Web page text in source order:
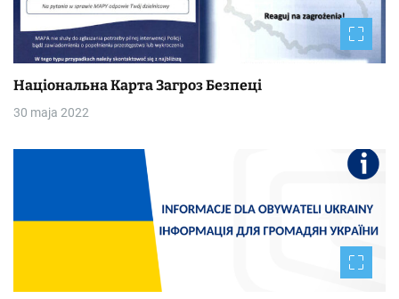
Національна Kapтa Загроз Безпеці
30 maja 2022